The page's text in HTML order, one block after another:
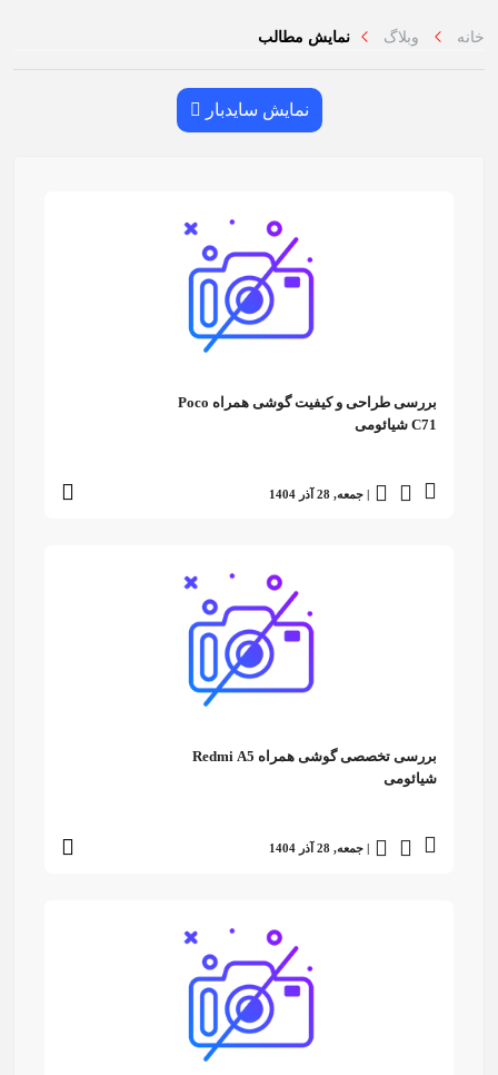
خانه وبلاگ نمایش مطالب
نمایش سایدبار
بررسی طراحی و کیفیت گوشی همراه Poco
C71 شیائومی
| جمعه, 28 آذر 1404
بررسی تخصصی گوشی همراه Redmi A5
شیائومی
| جمعه, 28 آذر 1404